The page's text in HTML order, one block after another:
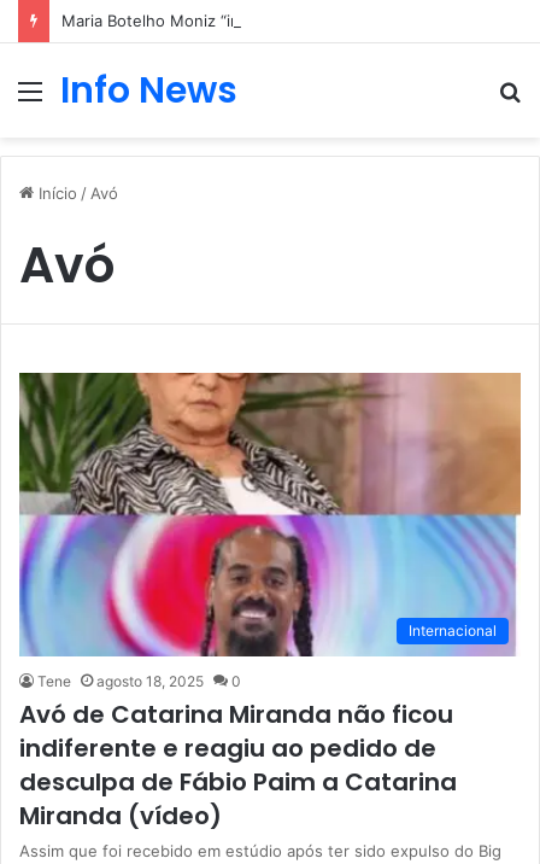
Maria Botelho Moniz “interrompe” confessionário
Menu
Info News
Início / Avó
Avó
Internacional
Tene agosto 18, 2025 0
Avó de Catarina Miranda não ficou
indiferente e reagiu ao pedido de
desculpa de Fábio Paim a Catarina
Miranda (vídeo)
Assim que foi recebido em estúdio após ter sido expulso do Big